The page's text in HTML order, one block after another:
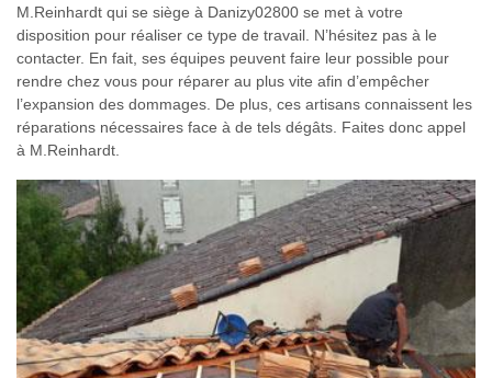
M.Reinhardt qui se siège à Danizy02800 se met à votre
disposition pour réaliser ce type de travail. N’hésitez pas à le
contacter. En fait, ses équipes peuvent faire leur possible pour
rendre chez vous pour réparer au plus vite afin d’empêcher
l’expansion des dommages. De plus, ces artisans connaissent les
réparations nécessaires face à de tels dégâts. Faites donc appel
à M.Reinhardt.